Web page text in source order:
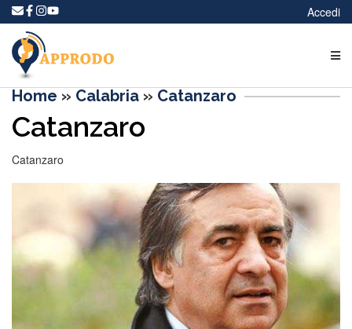
Accedi
Home » Calabria » Catanzaro
Catanzaro
Catanzaro